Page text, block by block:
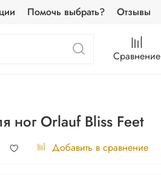
Помочь выбрать? Отзывы
Сравнение
ног Orlauf Bliss Feet
Добавить в сравнение